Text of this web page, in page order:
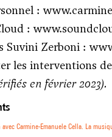
:
:
Suvini Zerboni :
les interventions
en février 2023).
avec Carmine-Emanuele Cella. La